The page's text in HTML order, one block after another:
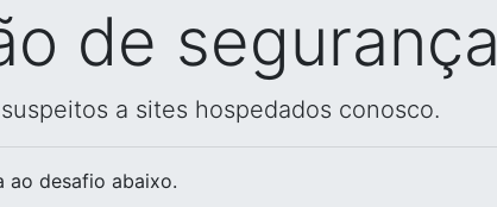
de segurança
a sites hospedados conosco.
ao desafio abaixo.